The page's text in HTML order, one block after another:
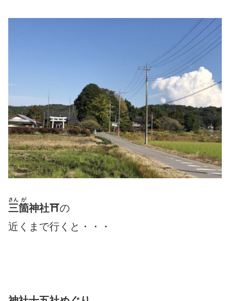
三
さん
箇
が
神社⛩の
近くまで行くと・・・